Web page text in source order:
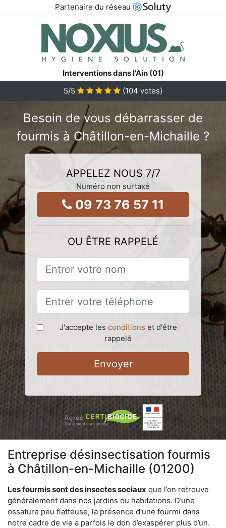
Partenaire du réseau
Interventions dans l'Ain (01)
5/5 (104 votes)
Besoin de vous débarrasser de
fourmis à Châtillon-en-Michaille ?
APPELEZ NOUS 7/7
Numéro non surtaxé
09 73 76 57 11
OU ÊTRE RAPPELÉ
J'accepte les conditions et d'être
rappelé
Envoyer
Entreprise désinsectisation fourmis
à Châtillon-en-Michaille (01200)
Les fourmis sont des insectes sociaux que l’on retrouve
généralement dans nos jardins ou habitations. D’une
ossature peu flatteuse, la présence d'une fourmi dans
notre cadre de vie a parfois le don d’exaspérer plus d’un.